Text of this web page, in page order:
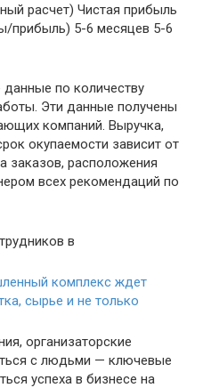
расчет) Чистая прибыль
прибыль) 5-6 месяцев 5-6
по количеству
Эти данные получены
компаний. Выручка,
окупаемости зависит от
заказов, расположения
всех рекомендаций по
в
комплекс ждет
сырье и не только
организаторские
с людьми — ключевые
успеха в бизнесе на